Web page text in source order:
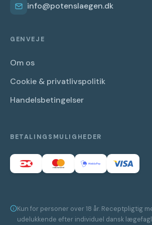
info@potenslaegen.dk
GENVEJE
Om os
Cookie & privatlivspolitik
Handelsbetingelser
BETALINGSMULIGHEDER
Kun for personer over 18 år. Receptpligtig
udelukkende efter individuel dansk